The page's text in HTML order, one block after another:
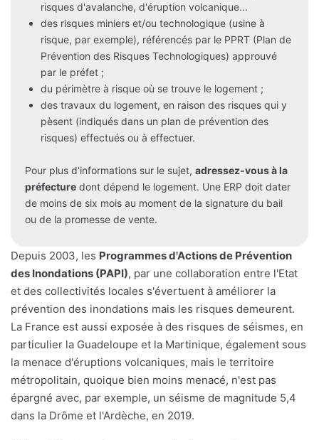
risques d'avalanche, d'éruption volcanique...
des risques miniers et/ou technologique (usine à
risque, par exemple), référencés par le PPRT (Plan de
Prévention des Risques Technologiques) approuvé
par le préfet ;
du périmètre à risque où se trouve le logement ;
des travaux du logement, en raison des risques qui y
pèsent (indiqués dans un plan de prévention des
risques) effectués ou à effectuer.
Pour plus d'informations sur le sujet, adressez-vous à la
préfecture dont dépend le logement. Une ERP doit dater
de moins de six mois au moment de la signature du bail
ou de la promesse de vente.
Depuis 2003, les Programmes d'Actions de Prévention
des Inondations (PAPI), par une collaboration entre l'Etat
et des collectivités locales s'évertuent à améliorer la
prévention des inondations mais les risques demeurent.
La France est aussi exposée à des risques de séismes, en
particulier la Guadeloupe et la Martinique, également sous
la menace d'éruptions volcaniques, mais le territoire
métropolitain, quoique bien moins menacé, n'est pas
épargné avec, par exemple, un séisme de magnitude 5,4
dans la Drôme et l'Ardèche, en 2019.